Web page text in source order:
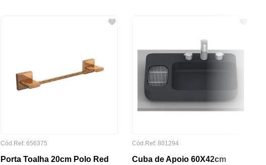
Cód.Ref: 656375
Porta Toalha 20cm Polo Red
Cód.Ref: 801294
Cuba de Apoio 60X42cm